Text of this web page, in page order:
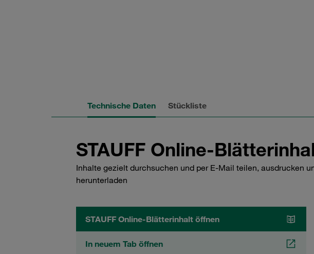
Technische Daten Stückliste
STAUFF Online-
Inhalte gezielt durchsuchen und per E-Mail teilen, ausdrucken
herunterladen
STAUFF Online-Blätterinhalt öffnen
In neuem Tab öffnen